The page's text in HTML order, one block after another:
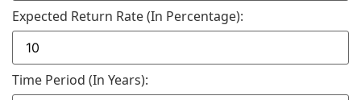
Expected Return Rate (in Percentage):
Time Period (in Years):